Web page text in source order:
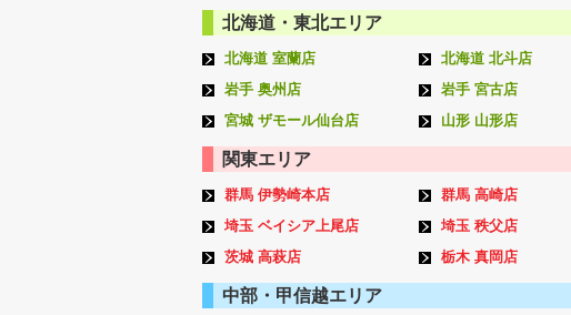
北海道・東北エリア
北海道 室蘭店 北海道 北斗店
岩手 奥州店
岩手 宮古店
宮城 ザモール仙台店
山形 山形店
関東エリア
群馬 伊勢崎本店 群馬 高崎店
埼玉 ベイシア上尾店
埼玉 秩父店
茨城 高萩店
栃木 真岡店
中部・甲信越エリア